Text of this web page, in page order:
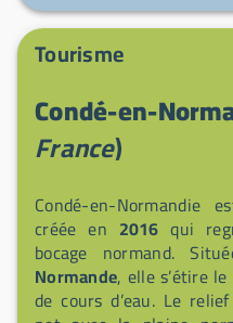
cœur de la Suisse
reconstruite après les
Guerre mondiale.
Condé-sur-Noireau" sur
du Pays de Vire et
sur l’application izi.TRAVEL.
Tourisme
Condé-en-
France)
Condé-en-Normandie
créée en 2016 qui
bocage normand.
Normande, elle s’étire
de cours d’eau. Le